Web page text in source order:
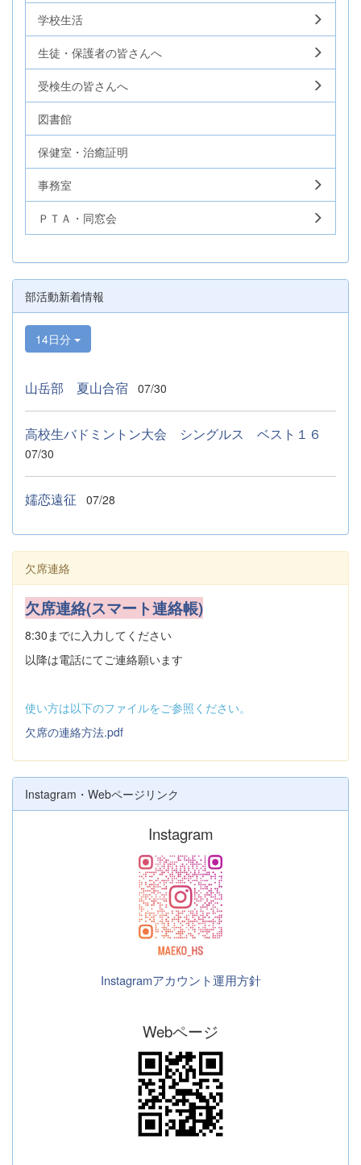
学校生活
生徒・保護者の皆さんへ
受検生の皆さんへ
図書館
保健室・治癒証明
事務室
ＰＴＡ・同窓会
部活動新着情報
14日分
山岳部 夏山合宿 07/30
高校生バドミントン大会 シングルス ベスト１６
07/30
嬬恋遠征 07/28
欠席連絡
欠席連絡(スマート連絡帳)
8:30までに入力してください
以降は電話にてご連絡願います
使い方は以下のファイルをご参照ください。
欠席の連絡方法.pdf
Instagram・Webページリンク
Instagram
Instagramアカウント運用方針
Webページ